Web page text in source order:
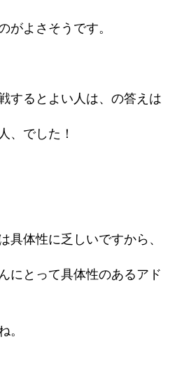
がよさそうです。
するとよい人は、の答えは
、でした！
具体性に乏しいですから、
にとって具体性のあるアド
。